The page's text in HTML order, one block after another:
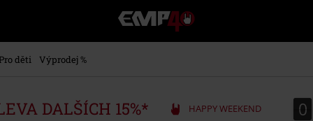
EMP
-
Hudba,
Merch
Pro děti Výprodej %
DALŠÍCH 15%* HAPPY WEEKEND 0
0